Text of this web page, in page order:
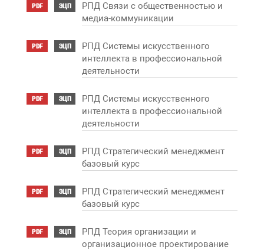
PDF ЭЦП
РПД Связи с общественностью и
медиа-коммуникации
PDF ЭЦП
РПД Системы искусственного
интеллекта в профессиональной
деятельности
PDF ЭЦП
РПД Системы искусственного
интеллекта в профессиональной
деятельности
PDF ЭЦП
РПД Стратегический менеджмент
базовый курс
PDF ЭЦП
РПД Стратегический менеджмент
базовый курс
PDF ЭЦП
РПД Теория организации и
организационное проектирование